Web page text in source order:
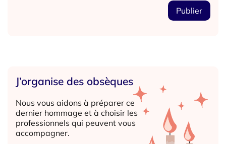
J’organise des obsèques
Nous vous aidons à préparer ce
dernier hommage et à choisir les
professionnels qui peuvent vous
accompagner.